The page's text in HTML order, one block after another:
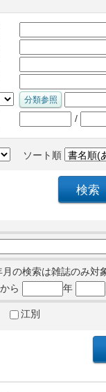
/
ソート順
の検索は雑誌のみ対
ら 年
江別